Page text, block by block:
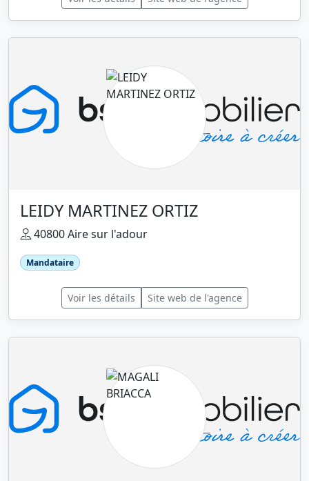
LEIDY MARTINEZ ORTIZ
40800 Aire sur l'adour
Mandataire
Voir les détails Site web de l'agence